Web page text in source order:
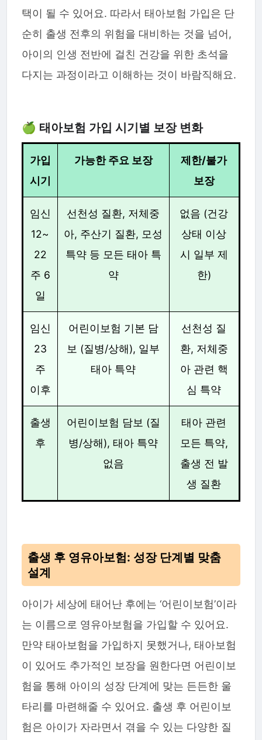
택이 될 수 있어요. 따라서 태아보험 가입은 단
순히 출생 전후의 위험을 대비하는 것을 넘어,
아이의 인생 전반에 걸친 건강을 위한 초석을
다지는 과정이라고 이해하는 것이 바람직해요.
🍏 태아보험 가입 시기별 보장 변화
가입
시기
가능한 주요 보장
제한/불가
보장
임신
12~
22
주 6
일
선천성 질환, 저체중
아, 주산기 질환, 모성
특약 등 모든 태아 특
약
없음 (건강
상태 이상
시 일부 제
한)
임신
23
주
이후
어린이보험 기본 담
보 (질병/상해), 일부
태아 특약
선천성 질
환, 저체중
아 관련 핵
심 특약
출생
후
어린이보험 담보 (질
병/상해), 태아 특약
없음
태아 관련
모든 특약,
출생 전 발
생 질환
출생 후 영유아보험: 성장 단계별 맞춤
설계
아이가 세상에 태어난 후에는 ‘어린이보험’이라
는 이름으로 영유아보험을 가입할 수 있어요.
만약 태아보험을 가입하지 못했거나, 태아보험
이 있어도 추가적인 보장을 원한다면 어린이보
험을 통해 아이의 성장 단계에 맞는 든든한 울
타리를 마련해줄 수 있어요. 출생 후 어린이보
험은 아이가 자라면서 겪을 수 있는 다양한 질